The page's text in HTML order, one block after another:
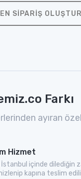
SIPARIŞ OLUŞTUR
Farkı
ayıran
Hizmet
içinde dilediğin
kapına teslim